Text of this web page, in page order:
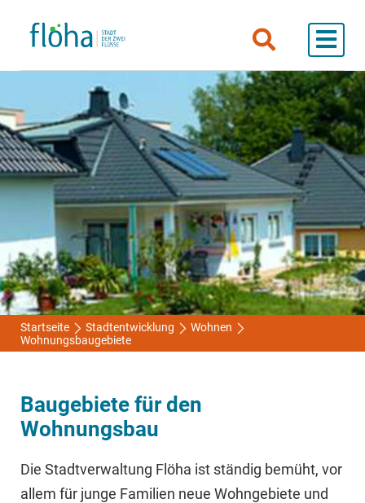
Startseite Stadtentwicklung
Wohnen
Wohnungsbaugebiete
Baugebiete für den
Wohnungsbau
Die Stadtverwaltung Flöha ist ständig bemüht, vor
allem für junge Familien neue Wohngebiete und